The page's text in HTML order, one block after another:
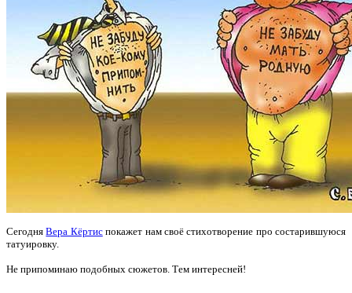
СегодняВера Кёртиспокажет нам своё стихотворение про состарившуюся
татуировку.
Не припоминаю подобных сюжетов. Тем интересней!